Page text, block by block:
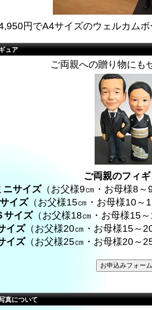
円でA4サイズのウェルカム
ュア
ご両親への贈り物にも
ご両親のフィ
ニサイズ（お父様9㎝・お母様8
イズ（お父様15㎝・お母様10
サイズ（お父様18㎝・お母様15
イズ（お父様20㎝・お母様15
イズ（お父様25㎝・お母様20
真について